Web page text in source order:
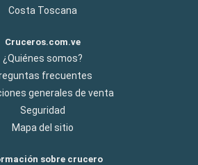
Costa Toscana
Cruceros.com.ve
¿Quiénes somos?
frecuentes
generales de venta
Seguridad
Mapa del sitio
sobre crucero